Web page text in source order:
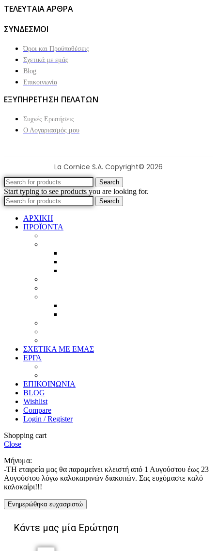
ΤΕΛΕΥΤΑΙΑ ΑΡΘΡΑ
ΣΥΝΔΕΣΜΟΙ
Όροι και Προϋποθέσεις
Σχετικά με εμάς
Blog
Επικοινωνία
ΕΞΥΠΗΡΕΤΗΣΗ ΠΕΛΑΤΩΝ
Συχνές Ερωτήσεις
Ο Λογαριασμός μου
La Cornice S.A. Copyright© 2026
Search
Start typing to see products you are looking for.
Search
ΑΡΧΙΚΗ
ΠΡΟΪΟΝΤΑ
ΣΧΕΤΙΚΑ ΜΕ ΕΜΑΣ
ΕΡΓΑ
ΕΠΙΚΟΙΝΩΝΙΑ
BLOG
Wishlist
Compare
Login / Register
Shopping cart
Close
Μήνυμα:
-ΤΗ εταιρεία μας θα παραμείνει κλειστή από 1 Αυγούστου έως 23
Αυγούστου λόγω καλοκαιρινών διακοπών. Σας ευχόμαστε καλό
καλοκαίρι!!!
Ενημερώθηκα ευχασριστώ
Κάντε μας μία Ερώτηση